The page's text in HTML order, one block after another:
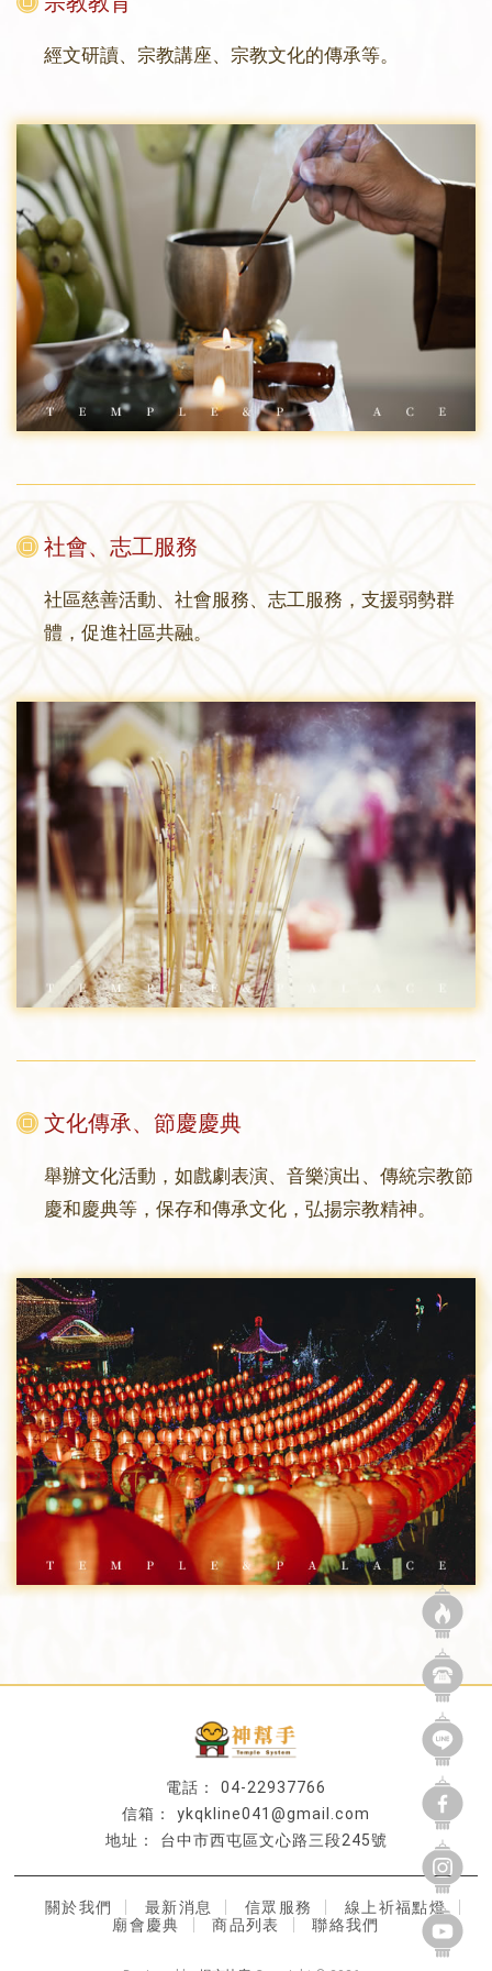
經文研讀、宗教講座、宗教文化的傳承等。
社會、志工服務
社區慈善活動、社會服務、志工服務，支援弱勢群
體，促進社區共融。
文化傳承、節慶慶典
舉辦文化活動，如戲劇表演、音樂演出、傳統宗教節
慶和慶典等，保存和傳承文化，弘揚宗教精神。
04-22937766
ykqkline041@gmail.com
台中市西屯區文心路三段245號
關於我們 最新消息 信眾服務
線上祈福點燈
廟會慶典
商品列表 聯絡我們